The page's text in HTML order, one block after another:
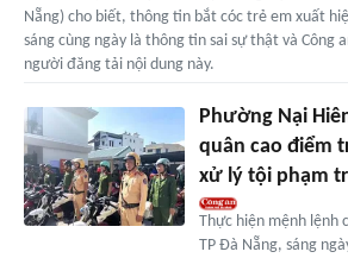
Nẵng) cho biết, thông tin bắt cóc trẻ em xuất
sáng cùng ngày là thông tin sai sự thật và Công
người đăng tải nội dung này.
Phường Nại
quân cao điểm
xử lý tội phạm
Thực hiện mệnh lệnh
TP Đà Nẵng, sáng